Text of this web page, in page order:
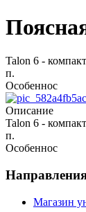
Talon 6 -
п.
Особеннос
Описание
Talon 6 -
п.
Особеннос
Магазин